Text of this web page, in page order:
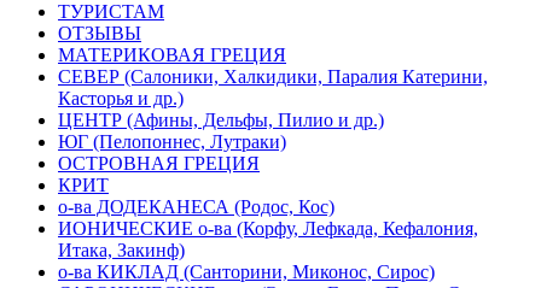
ТУРИСТАМ
ОТЗЫВЫ
МАТЕРИКОВАЯ ГРЕЦИЯ
СЕВЕР (Салоники, Халкидики, Паралия Катерини,
Касторья и др.)
ЦЕНТР (Афины, Дельфы, Пилио и др.)
ЮГ (Пелопоннес, Лутраки)
ОСТРОВНАЯ ГРЕЦИЯ
КРИТ
о-ва ДОДЕКАНЕСА (Родос, Кос)
ИОНИЧЕСКИЕ о-ва (Корфу, Лефкада, Кефалония,
Итака, Закинф)
о-ва КИКЛАД (Санторини, Миконос, Сирос)